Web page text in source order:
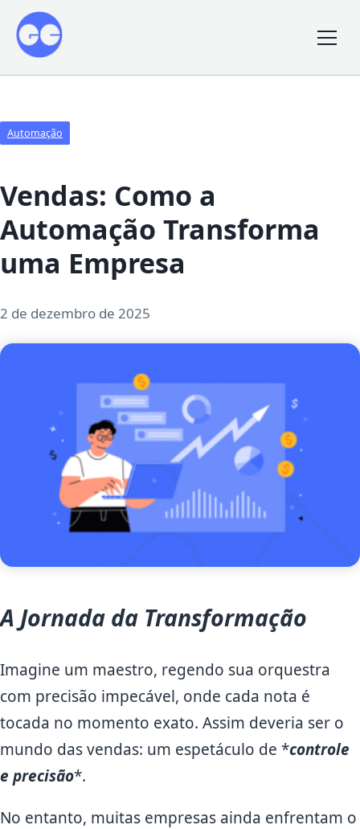
Automação
Vendas: Como a
Automação Transforma
uma Empresa
2 de dezembro de 2025
A Jornada da Transformação
Imagine um maestro, regendo sua orquestra
com precisão impecável, onde cada nota é
tocada no momento exato. Assim deveria ser o
mundo das vendas: um espetáculo de *controle
e precisão*.
No entanto, muitas empresas ainda enfrentam o